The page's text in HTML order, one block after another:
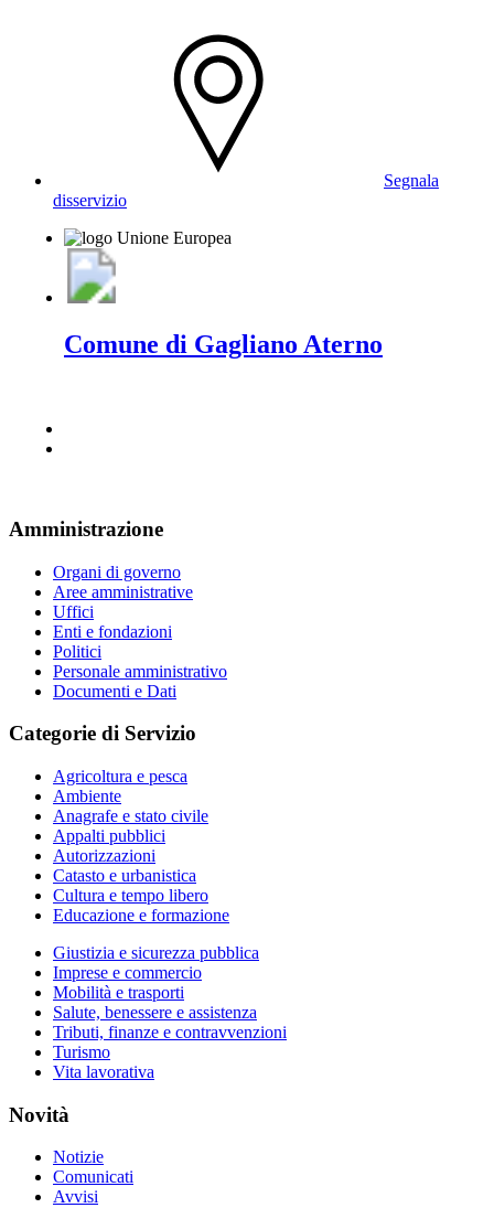
Segnala
disservizio
Comune di Gagliano Aterno
Amministrazione
Organi di governo
Aree amministrative
Uffici
Enti e fondazioni
Politici
Personale amministrativo
Documenti e Dati
Categorie di Servizio
Agricoltura e pesca
Ambiente
Anagrafe e stato civile
Appalti pubblici
Autorizzazioni
Catasto e urbanistica
Cultura e tempo libero
Educazione e formazione
Giustizia e sicurezza pubblica
Imprese e commercio
Mobilità e trasporti
Salute, benessere e assistenza
Tributi, finanze e contravvenzioni
Turismo
Vita lavorativa
Novità
Notizie
Comunicati
Avvisi